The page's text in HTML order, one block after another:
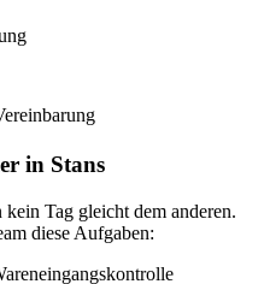
in Stans
Tag gleicht dem anderen.
diese Aufgaben: